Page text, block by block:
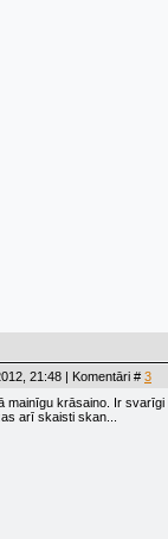
21:48 | Komentāri # 3
mainīgu krāsaino. Ir
arī skaisti skan...